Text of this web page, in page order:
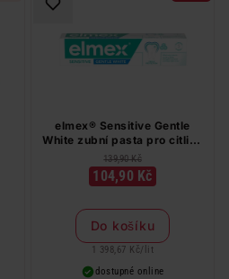
elmex® Sensitive Gentle
White zubní pasta pro citlivé
zuby 75 ml
139,90 Kč
104,90 Kč
Do košíku
1 398,67 Kč/ lit
dostupné online